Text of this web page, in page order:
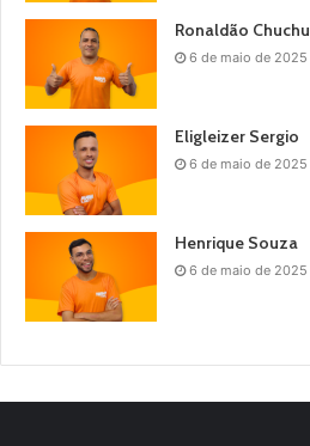
Ronaldão Chuchu
6 de maio de 2025
Eligleizer Sergio
6 de maio de 2025
Henrique Souza
6 de maio de 2025